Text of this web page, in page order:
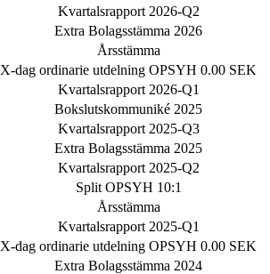
Kvartalsrapport 2026-Q2
Extra Bolagsstämma 2026
Årsstämma
X-dag ordinarie utdelning OPSYH 0.00 SEK
Kvartalsrapport 2026-Q1
Bokslutskommuniké 2025
Kvartalsrapport 2025-Q3
Extra Bolagsstämma 2025
Kvartalsrapport 2025-Q2
Split OPSYH 10:1
Årsstämma
Kvartalsrapport 2025-Q1
X-dag ordinarie utdelning OPSYH 0.00 SEK
Extra Bolagsstämma 2024